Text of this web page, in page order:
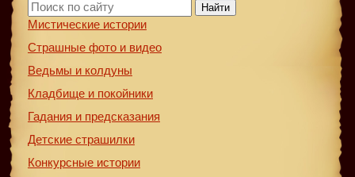
Найти
Мистические истории
Страшные фото и видео
Ведьмы и колдуны
Кладбище и покойники
Гадания и предсказания
Детские страшилки
Конкурсные истории